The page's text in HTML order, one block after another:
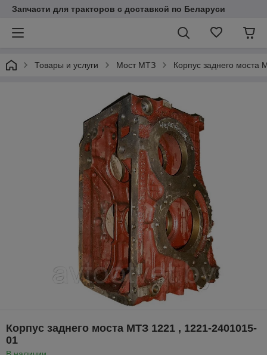
Запчасти для тракторов с доставкой по Беларуси
Товары и услуги Мост МТЗ Корпус заднего
Корпус заднего моста МТЗ 1221 , 1221-2401015-
01